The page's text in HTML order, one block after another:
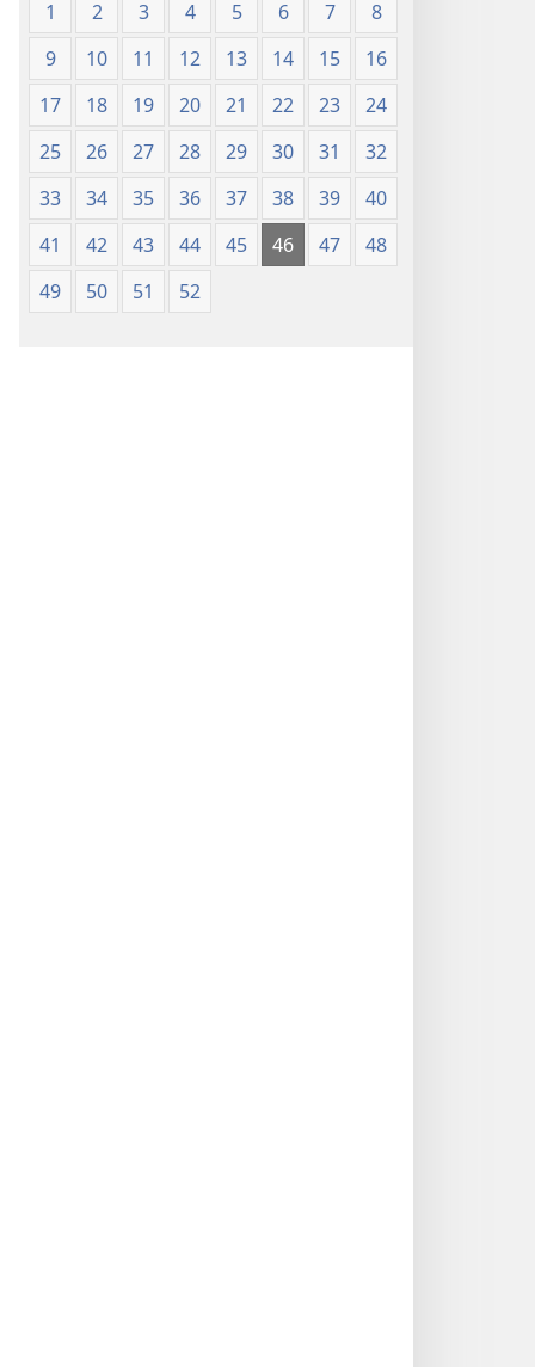
1 2 3 4 5 6 7
8
9
10 11 12 13 14 15
16
17
18 19 20 21 22 23
24
25
26 27 28 29 30 31
32
33
34 35 36 37 38 39
40
41
42 43 44 45 46 47
48
49
50 51 52